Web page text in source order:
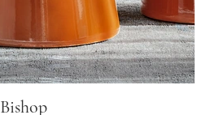
Bishop